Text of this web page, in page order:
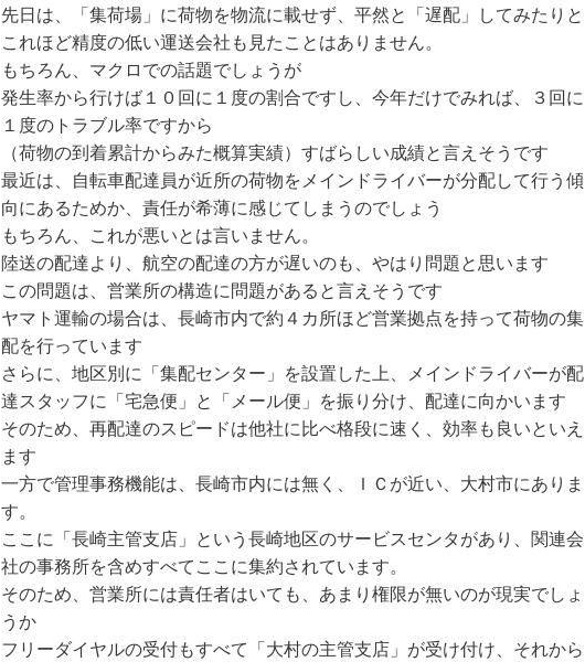
先日は、「集荷場」に荷物を物流に載せず、平然と「遅配」してみたりと
これほど精度の低い運送会社も見たことはありません。
もちろん、マクロでの話題でしょうが
発生率から行けば１０回に１度の割合ですし、今年だけでみれば、３回に
１度のトラブル率ですから
（荷物の到着累計からみた概算実績）すばらしい成績と言えそうです
最近は、自転車配達員が近所の荷物をメインドライバーが分配して行う傾
向にあるためか、責任が希薄に感じてしまうのでしょう
もちろん、これが悪いとは言いません。
陸送の配達より、航空の配達の方が遅いのも、やはり問題と思います
この問題は、営業所の構造に問題があると言えそうです
ヤマト運輸の場合は、長崎市内で約４カ所ほど営業拠点を持って荷物の集
配を行っています
さらに、地区別に「集配センター」を設置した上、メインドライバーが配
達スタッフに「宅急便」と「メール便」を振り分け、配達に向かいます
そのため、再配達のスピードは他社に比べ格段に速く、効率も良いといえ
ます
一方で管理事務機能は、長崎市内には無く、ＩＣが近い、大村市にありま
す。
ここに「長崎主管支店」という長崎地区のサービスセンタがあり、関連会
社の事務所を含めすべてここに集約されています。
そのため、営業所には責任者はいても、あまり権限が無いのが現実でしょ
うか
フリーダイヤルの受付もすべて「大村の主管支店」が受け付け、それから